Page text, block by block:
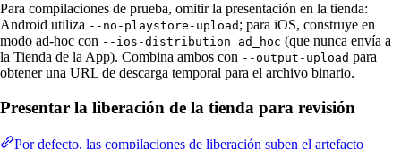
Para compilaciones de prueba, omitir la presentación en la tienda:
Android utiliza --no-playstore-upload ; para iOS, construye en
modo ad-hoc con --ios-distribution ad_hoc (que nunca envía a
la Tienda de la App). Combina ambos con --output-upload para
obtener una URL de descarga temporal para el archivo binario.
Presentar la liberación de la tienda para revisión
Por defecto, las compilaciones de liberación suben el artefacto